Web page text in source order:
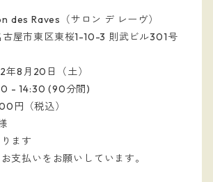
des Raves（サロン デ レーヴ）
屋市東区東桜1-10-3 則武ビル301号
年8月20日（土）
- 14:30 (90分間)
円（税込）
ます
支払いをお願いしています。